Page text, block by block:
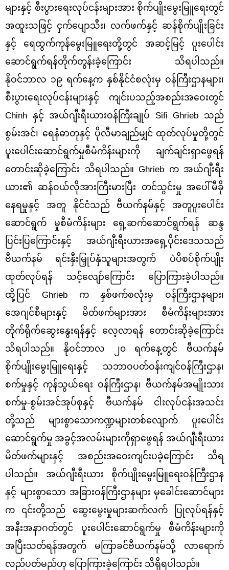
များနှင့် စီးပွားရေးလုပ်ငန်းများအား စိုက်ပျိုးမွေးမြူရေးတွင်
အထူးသဖြင့် ငှက်ပျောသီး၊ လက်ဖက်နှင့် ဆန်စိုက်ပျိုးခြင်း
နှင့် ရေထွက်ကုန်မွေးမြူရေးတို့တွင် အဆင့်မြင့် ပူးပေါင်း
ဆောင်ရွက်ရန်တိုက်တွန်းခဲ့ကြောင်း သိရပါသည်။
နိုဝင်ဘာလ ၁၉ ရက်နေ့က နှစ်နိုင်ငံစလုံးမှ ဝန်ကြီးဌာနများ၊
စီးပွားရေးလုပ်ငန်းများနှင့် ကျင်းပသည့်အစည်းအဝေးတွင်
Chinh နှင့် အယ်ဂျီးရီးယားဝန်ကြီးချုပ် Sifi Ghrieb သည်
စွမ်းအင်၊ ရေနံဓာတုနှင့် ပိုလီမာချည်မျှင် ထုတ်လုပ်မှုတို့တွင်
ပူးပေါင်းဆောင်ရွက်မှုစီမံကိန်းများကို ချက်ချင်းရှာဖွေရန်
တောင်းဆိုခဲ့ကြောင်း သိရပါသည်။ Ghrieb က အယ်ဂျီးရီး
ယား၏ ဆန်ဝယ်လိုအားကြီးမားပြီး တင်သွင်းမှု အပေါ်မီခို
နေရမှုနှင့် အတူ နိုင်ငံသည် ဗီယက်နမ်နှင့် အတူပူး‌ပေါင်း
ဆောင်ရွက်
မှုစီမံကိန်းများ
ရှေ့ဆက်ဆောင်ရွက်ရန် ဆန္ဒ
ပြင်းပြကြောင်းနှင့် အယ်ဂျီးရီးယားအရှေ့ပိုင်းဒေသသည်
ဗီယက်နမ်
ရင်းနှီးမြှုပ်နှံသူများအတွက် ပဲပိစပ်စိုက်ပျိုး
ထုတ်လုပ်ရန် သင့်လျော်ကြောင်း ပြောကြားခဲ့ပါသည်။
ထို့ပြင် Ghrieb က နှစ်ဖက်စလုံးမှ ဝန်ကြီးဌာနများ၊
အေဂျင်စီများနှင့် မိတ်ဖက်များအား စီမံကိန်းများအား
တိုက်ရိုက်ဆွေးနွေးရန်နှင့် လေ့လာရန် တောင်းဆိုခဲ့ကြောင်း
သိရပါသည်။ နိုဝင်ဘာလ ၂၀ ရက်နေ့တွင် ဗီယက်နမ်
စိုက်ပျိုးမွေးမြူရေးနှင့် သဘာဝပတ်ဝန်းကျင်ဝန်ကြီးဌာန၊
စက်မှုနှင့် ကုန်သွယ်ရေး ဝန်ကြီးဌာန၊ ဗီယက်နမ်အမျိုးသား
စက်မှု-စွမ်းအင်အုပ်စုနှင့် ဗီယက်နမ်
ငါးလုပ်ငန်းအသင်း
တို့သည် များစွာသောကဏ္ဍများတစ်လျောက် ပူးပေါင်း
ဆောင်ရွက်မှု အခွင့်အလမ်းများကိုရှာဖွေရန် အယ်ဂျီးရီးယား
မိတ်ဖက်များနှင့် အစည်းအဝေးကျင်းပခဲ့ကြောင်း သိရ
ပါသည်။ အယ်ဂျီးရီးယား စိုက်ပျိုးမွေးမြူရေးဝန်ကြီးဌာန
နှင့် များစွာသော အခြားဝန်ကြီးဌာနများ မှခေါင်းဆောင်များ
က ၎င်းတို့သည် ဆွေးမွေးမှုများဆက်လက် ပြုလုပ်ရန်နှင့်
အနီးအနာဂတ်တွင် ပူးပေါင်းဆောင်ရွက်မှု စီမံကိန်းများကို
အပြီးသတ်ရန်အတွက် မကြာခင်ဗီယက်နမ်သို့ လာရောက်
လည်ပတ်မည်ဟု ပြောကြားခဲ့ကြောင်း သိရှိရပါသည်။